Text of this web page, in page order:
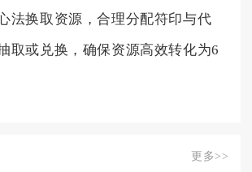
法换取资源，合理分配符印与代
取或兑换，确保资源高效转化为6
更多>>